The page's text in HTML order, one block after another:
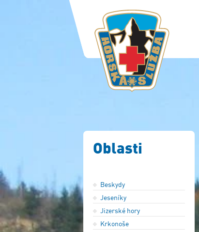
Oblasti
Beskydy
Jeseníky
Jizerské hory
Krkonoše